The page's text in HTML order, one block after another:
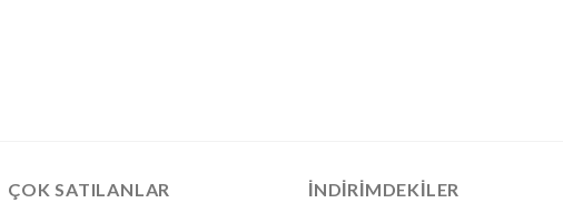
ÇOK SATILANLAR İNDIRIMDEKILER